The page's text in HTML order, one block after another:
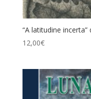
“A latitudine
12,00€